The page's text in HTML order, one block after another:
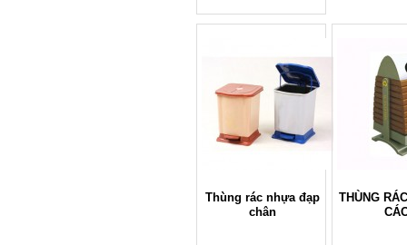
Thùng rác nhựa đạp
chân
THÙNG